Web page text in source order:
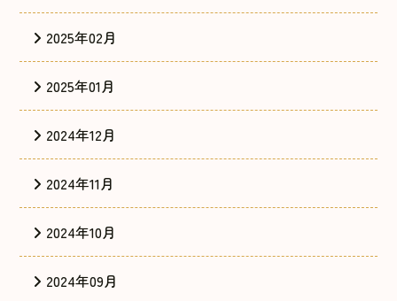
2025年02月
2025年01月
2024年12月
2024年11月
2024年10月
2024年09月